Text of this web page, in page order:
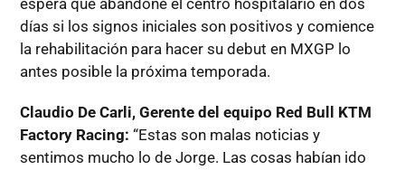
espera que abandone el centro hospitalario en dos
días si los signos iniciales son positivos y comience
la rehabilitación para hacer su debut en MXGP lo
antes posible la próxima temporada.
Claudio De Carli, Gerente del equipo Red Bull KTM
Factory Racing: “Estas son malas noticias y
sentimos mucho lo de Jorge. Las cosas habían ido